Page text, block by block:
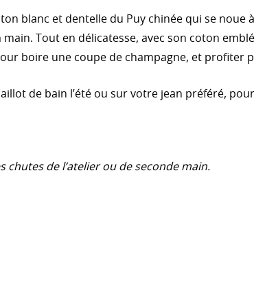
blanc et dentelle du Puy chinée qui se noue
Tout en délicatesse, avec son coton
boire une coupe de champagne, et profiter
de bain l’été ou sur votre jean préféré,
chutes de l’atelier ou de seconde main.